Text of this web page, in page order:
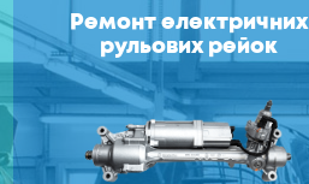
Ремонт електричних
рульових рейок